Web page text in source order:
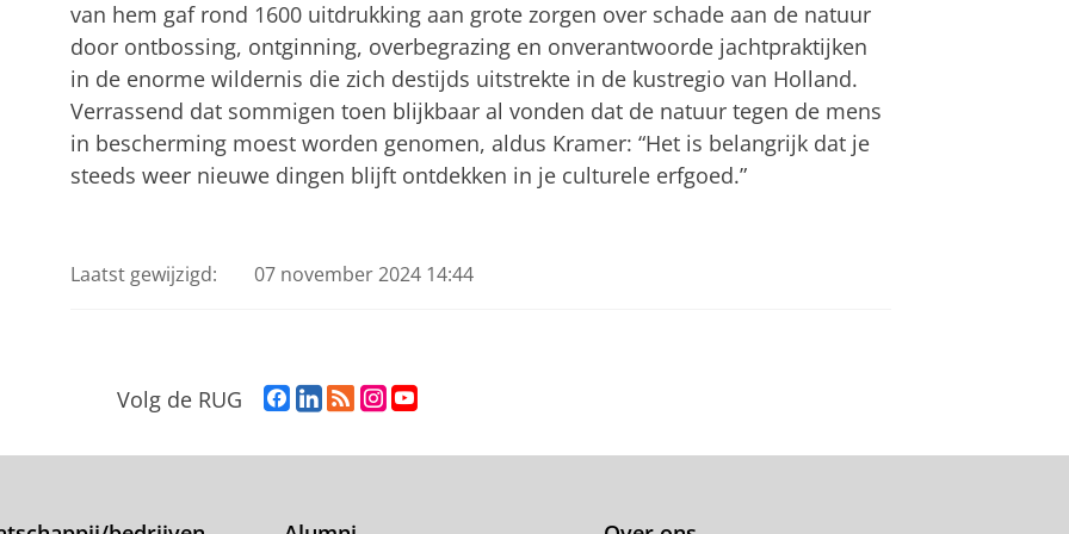
van hem gaf rond 1600 uitdrukking aan grote zorgen over schade aan de natuur
door ontbossing, ontginning, overbegrazing en onverantwoorde jachtpraktijken
in de enorme wildernis die zich destijds uitstrekte in de kustregio van Holland.
Verrassend dat sommigen toen blijkbaar al vonden dat de natuur tegen de mens
in bescherming moest worden genomen, aldus Kramer: “Het is belangrijk dat je
steeds weer nieuwe dingen blijft ontdekken in je culturele erfgoed.”
Laatst gewijzigd: 07 november 2024 14:44
Volg de RUG
F
c
L
n
R
S
I
s
u